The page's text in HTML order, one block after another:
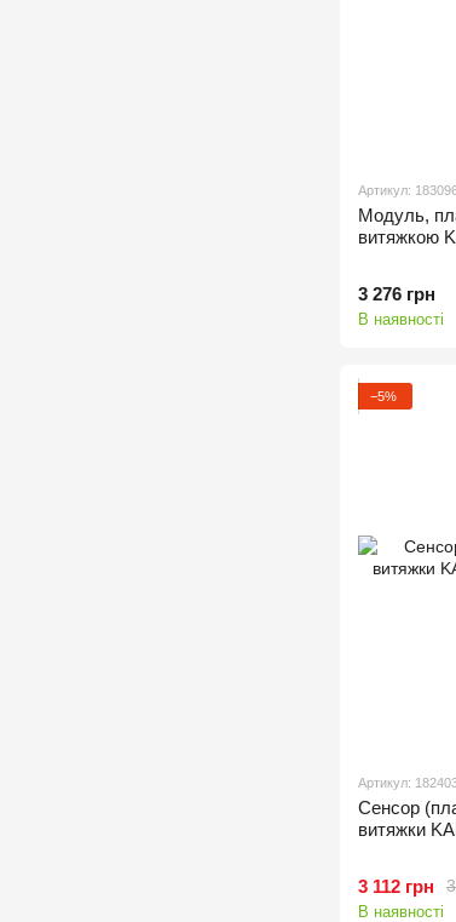
Артикул:
Модуль,
витяжкою
3 276 грн
В наявності
−5%
Артикул:
Сенсор
витяжки
3 112 грн
В наявності